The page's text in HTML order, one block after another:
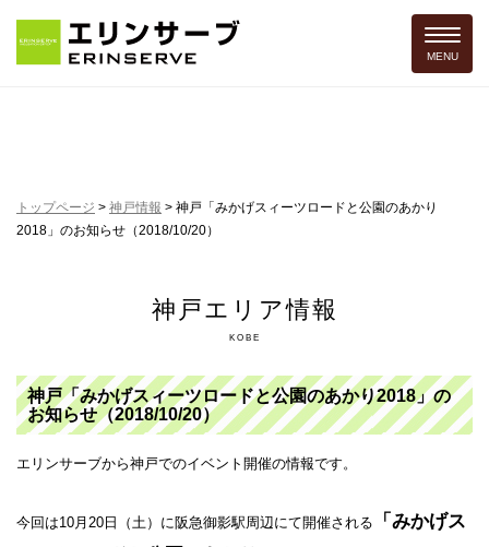
Toggle
MENU
トップページ > 神戸情報 > 神戸「みかげスィーツロードと公園のあかり
2018」のお知らせ（2018/10/20）
神戸エリア情報
KOBE
神戸「みかげスィーツロードと公園のあかり2018」の
お知らせ（2018/10/20）
エリンサーブから神戸でのイベント開催の情報です。
今回は10月20日（土）に阪急御影駅周辺にて開催される
「みかげス